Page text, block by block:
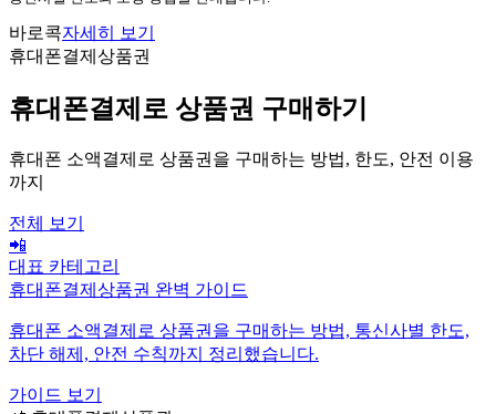
바로콕자세히 보기
휴대폰결제상품권
휴대폰결제로 상품권 구매하기
휴대폰 소액결제로 상품권을 구매하는 방법, 한도, 안전 이용
까지
전체 보기
📲
대표 카테고리
휴대폰결제상품권 완벽 가이드
휴대폰 소액결제로 상품권을 구매하는 방법, 통신사별 한도,
차단 해제, 안전 수칙까지 정리했습니다.
가이드 보기